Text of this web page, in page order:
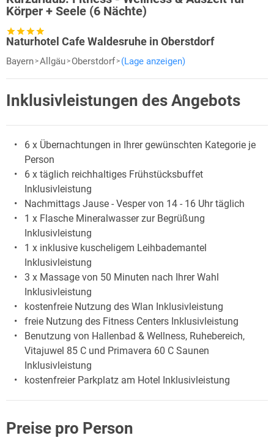
Körper + Seele (6 Nächte)
Naturhotel Cafe Waldesruhe in Oberstdorf
Bayern Allgäu Oberstdorf (Lage anzeigen)
Inklusivleistungen des Angebots
6 x Übernachtungen in Ihrer gewünschten Kategorie je
Person
6 x täglich reichhaltiges Frühstücksbuffet
Inklusivleistung
Nachmittags Jause - Vesper von 14 - 16 Uhr täglich
1 x Flasche Mineralwasser zur Begrüßung
Inklusivleistung
1 x inklusive kuscheligem Leihbademantel
Inklusivleistung
3 x Massage von 50 Minuten nach Ihrer Wahl
Inklusivleistung
kostenfreie Nutzung des Wlan Inklusivleistung
freie Nutzung des Fitness Centers Inklusivleistung
Benutzung von Hallenbad & Wellness, Ruhebereich,
Vitajuwel 85 C und Primavera 60 C Saunen
Inklusivleistung
kostenfreier Parkplatz am Hotel Inklusivleistung
Preise pro Person